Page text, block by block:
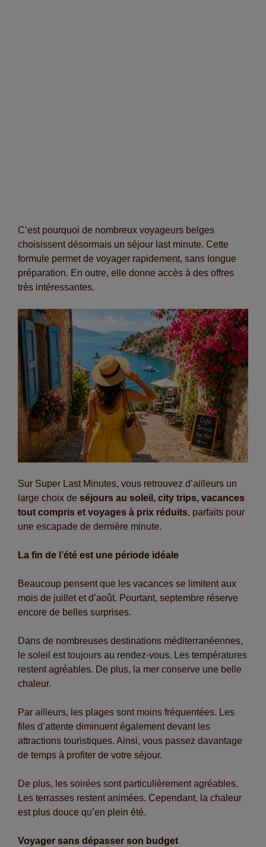
C’est pourquoi de nombreux voyageurs belges
choisissent désormais un séjour last minute. Cette
formule permet de voyager rapidement, sans longue
préparation. En outre, elle donne accès à des offres
très intéressantes.
Sur Super Last Minutes, vous retrouvez d’ailleurs un
large choix de séjours au soleil, city trips, vacances
tout compris et voyages à prix réduits, parfaits pour
une escapade de dernière minute.
La fin de l’été est une période idéale
Beaucoup pensent que les vacances se limitent aux
mois de juillet et d’août. Pourtant, septembre réserve
encore de belles surprises.
Dans de nombreuses destinations méditerranéennes,
le soleil est toujours au rendez-vous. Les températures
restent agréables. De plus, la mer conserve une belle
chaleur.
Par ailleurs, les plages sont moins fréquentées. Les
files d’attente diminuent également devant les
attractions touristiques. Ainsi, vous passez davantage
de temps à profiter de votre séjour.
De plus, les soirées sont particulièrement agréables.
Les terrasses restent animées. Cependant, la chaleur
est plus douce qu’en plein été.
Voyager sans dépasser son budget